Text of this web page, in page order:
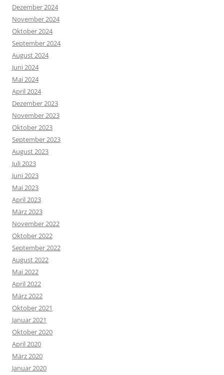
Dezember 2024
November 2024
Oktober 2024
September 2024
August 2024
Juni 2024
Mai 2024
April 2024
Dezember 2023
November 2023
Oktober 2023
September 2023
August 2023
Juli 2023
Juni 2023
Mai 2023
April 2023
März 2023
November 2022
Oktober 2022
September 2022
August 2022
Mai 2022
April 2022
März 2022
Oktober 2021
Januar 2021
Oktober 2020
April 2020
März 2020
Januar 2020